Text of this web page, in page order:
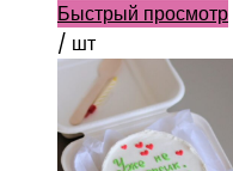
Быстрый просмотр
/ шт